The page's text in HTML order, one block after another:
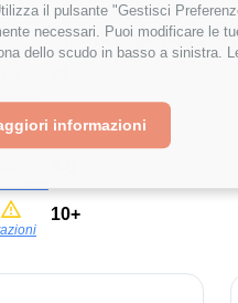
il pulsante "Gestisci
necessari. Puoi modificare le
dello scudo in basso a sinistra.
informazioni
Anni di esperienza
1-3
10+